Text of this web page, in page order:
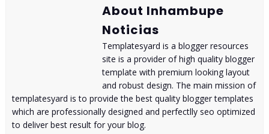
About Inhambupe
Noticias
Templatesyard is a blogger resources
site is a provider of high quality blogger
template with premium looking layout
and robust design. The main mission of
templatesyard is to provide the best quality blogger templates
which are professionally designed and perfectlly seo optimized
to deliver best result for your blog.